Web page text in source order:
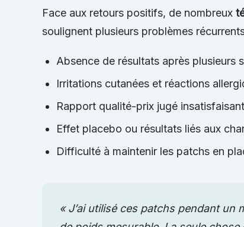
Face aux retours positifs, de nombreux
soulignent plusieurs problèmes
Absence de résultats après plusieurs
Irritations cutanées et réactions
Rapport qualité-prix jugé insatisfaisant
Effet placebo ou résultats liés aux
Difficulté à maintenir les patchs en
« J’ai utilisé ces patchs pendant